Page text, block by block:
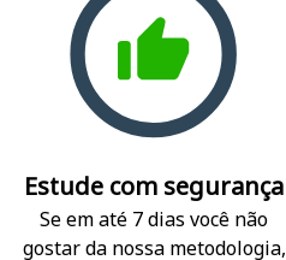
Estude com segurança
Se em até 7 dias você não
gostar da nossa metodologia,